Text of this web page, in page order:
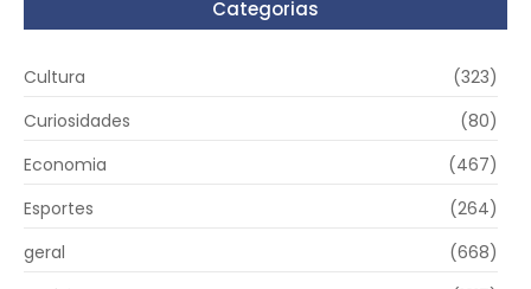
Categorias
Cultura
(323)
Curiosidades
(80)
Economia
(467)
Esportes
(264)
geral
(668)